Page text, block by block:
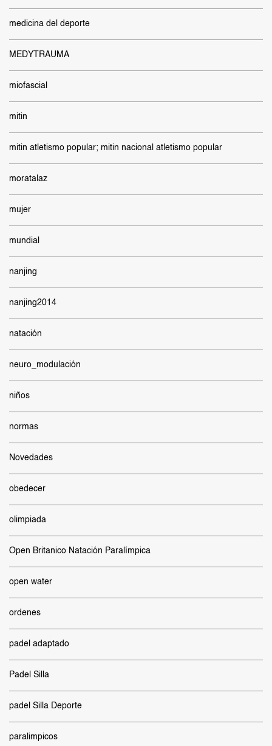
medicina del deporte
MEDYTRAUMA
miofascial
mitin
mitin atletismo popular; mitin nacional atletismo popular
moratalaz
mujer
mundial
nanjing
nanjing2014
natación
neuro_modulación
niños
normas
Novedades
obedecer
olimpiada
Open Britanico Natación Paralímpica
open water
ordenes
padel adaptado
Padel Silla
padel Silla Deporte
paralimpicos